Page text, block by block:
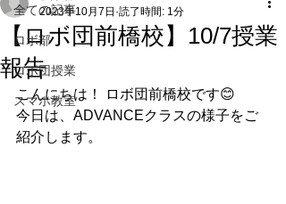
全ての記事
ロボ部
ロボ団授業
スマホ教室
【ロボ団前橋校】10/7授業
報告
2023年10月7日 読了時間: 1分
こんにちは！ ロボ団前橋校です😊
今日は、ADVANCEクラスの様子をご
紹介します。